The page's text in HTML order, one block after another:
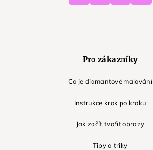
Pro zákazníky
Co je diamantové malování
Instrukce krok po kroku
Jak začít tvořit obrazy
Tipy a triky